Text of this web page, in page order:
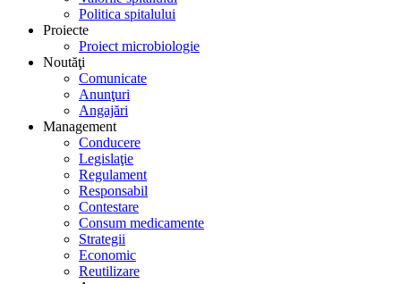
Politica spitalului
Proiecte
Proiect microbiologie
Noutăţi
Comunicate
Anunţuri
Angajări
Management
Conducere
Legislaţie
Regulament
Responsabil
Contestare
Consum medicamente
Strategii
Economic
Reutilizare